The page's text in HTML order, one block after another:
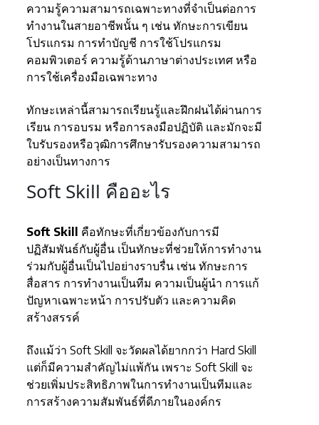
ความรู้ความสามารถเฉพาะทางที่จำเป็นต่อการ
ทำงานในสายอาชีพนั้น ๆ เช่น ทักษะการเขียน
โปรแกรม การทำบัญชี การใช้โปรแกรม
คอมพิวเตอร์ ความรู้ด้านภาษาต่างประเทศ หรือ
การใช้เครื่องมือเฉพาะทาง
ทักษะเหล่านี้สามารถเรียนรู้และฝึกฝนได้ผ่านการ
เรียน การอบรม หรือการลงมือปฏิบัติ และมักจะมี
ใบรับรองหรือวุฒิการศึกษารับรองความสามารถ
อย่างเป็นทางการ
Soft Skill คืออะไร
Soft Skill
คือทักษะที่เกี่ยวข้องกับการมี
ปฏิสัมพันธ์กับผู้อื่น เป็นทักษะที่ช่วยให้การทำงาน
ร่วมกับผู้อื่นเป็นไปอย่างราบรื่น เช่น ทักษะการ
สื่อสาร การทำงานเป็นทีม ความเป็นผู้นำ การแก้
ปัญหาเฉพาะหน้า การปรับตัว และความคิด
สร้างสรรค์
ถึงแม้ว่า Soft Skill จะวัดผลได้ยากกว่า Hard Skill
แต่ก็มีความสำคัญไม่แพ้กัน เพราะ Soft Skill จะ
ช่วยเพิ่มประสิทธิภาพในการทำงานเป็นทีมและ
การสร้างความสัมพันธ์ที่ดีภายในองค์กร